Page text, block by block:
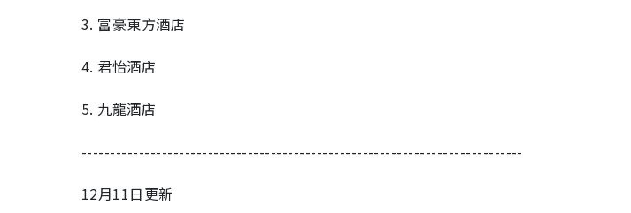
3. 富豪東方酒店
4. 君怡酒店
5. 九龍酒店
-----------------------------------------------------------------------------
12月11日更新